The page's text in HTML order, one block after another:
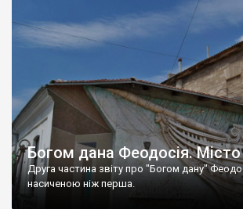
Богом дана Феодосія.
Друга частина звіту про "Богом дану"
насиченою ніж перша.